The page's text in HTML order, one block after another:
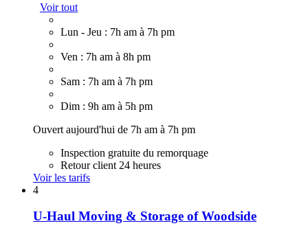
Voir tout
Lun - Jeu : 7h am à 7h pm
Ven : 7h am à 8h pm
Sam : 7h am à 7h pm
Dim : 9h am à 5h pm
Ouvert aujourd'hui de 7h am à 7h pm
Inspection gratuite du remorquage
Retour client 24 heures
Voir les tarifs
4
U-Haul Moving & Storage of Woodside